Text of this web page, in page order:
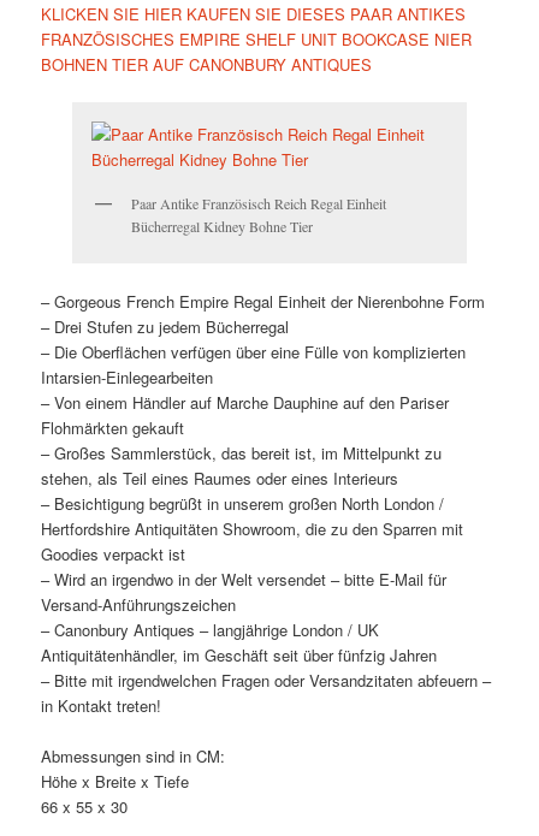
KLICKEN SIE HIER KAUFEN SIE DIESES PAAR ANTIKES
FRANZÖSISCHES EMPIRE SHELF UNIT BOOKCASE NIER
BOHNEN TIER AUF CANONBURY ANTIQUES
Paar Antike Französisch Reich Regal Einheit
Bücherregal Kidney Bohne Tier
– Gorgeous French Empire Regal Einheit der Nierenbohne Form
– Drei Stufen zu jedem Bücherregal
– Die Oberflächen verfügen über eine Fülle von komplizierten
Intarsien-Einlegearbeiten
– Von einem Händler auf Marche Dauphine auf den Pariser
Flohmärkten gekauft
– Großes Sammlerstück, das bereit ist, im Mittelpunkt zu
stehen, als Teil eines Raumes oder eines Interieurs
– Besichtigung begrüßt in unserem großen North London /
Hertfordshire Antiquitäten Showroom, die zu den Sparren mit
Goodies verpackt ist
– Wird an irgendwo in der Welt versendet – bitte E-Mail für
Versand-Anführungszeichen
– Canonbury Antiques – langjährige London / UK
Antiquitätenhändler, im Geschäft seit über fünfzig Jahren
– Bitte mit irgendwelchen Fragen oder Versandzitaten abfeuern –
in Kontakt treten!
Abmessungen sind in CM:
Höhe x Breite x Tiefe
66 x 55 x 30